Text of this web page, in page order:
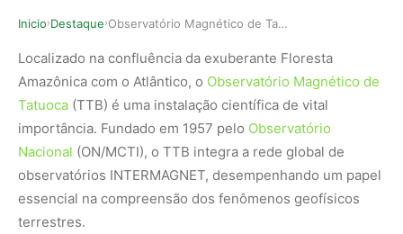
Inicio›Destaque› Observatório Magnético de Tatuoca (PA) desvenda…
Localizado na confluência da exuberante Floresta
Amazônica com o Atlântico, o Observatório Magnético de
Tatuoca (TTB) é uma instalação científica de vital
importância. Fundado em 1957 pelo Observatório
Nacional (ON/MCTI), o TTB integra a rede global de
observatórios INTERMAGNET, desempenhando um papel
essencial na compreensão dos fenômenos geofísicos
terrestres.